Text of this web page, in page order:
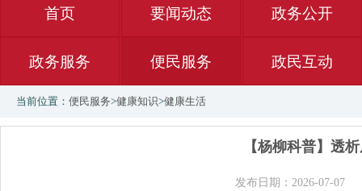
首页 要闻动态 政务公开
政务服务 便民服务 政民互动
当前位置： 便民服务>健康知识>健康生活
【杨柳科普】透
发布日期：2026-07-07